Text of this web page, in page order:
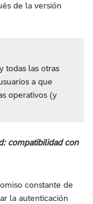
de la versión
todas las otras
a que
operativos (y
compatibilidad con
constante de
la autenticación